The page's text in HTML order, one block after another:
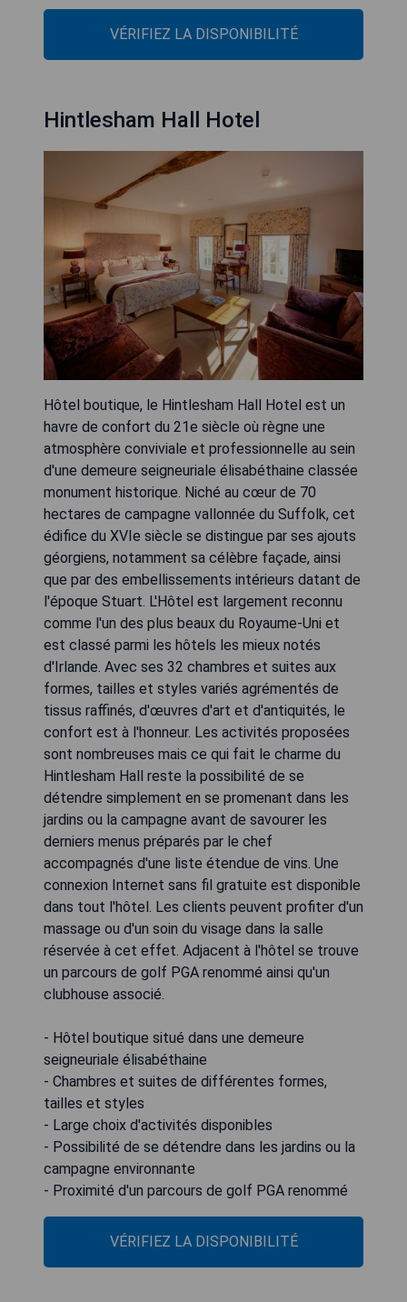
VÉRIFIEZ LA DISPONIBILITÉ
Hintlesham Hall Hotel
Hôtel boutique, le Hintlesham Hall Hotel est un
havre de confort du 21e siècle où règne une
atmosphère conviviale et professionnelle au sein
d'une demeure seigneuriale élisabéthaine classée
monument historique. Niché au cœur de 70
hectares de campagne vallonnée du Suffolk, cet
édifice du XVIe siècle se distingue par ses ajouts
géorgiens, notamment sa célèbre façade, ainsi
que par des embellissements intérieurs datant de
l'époque Stuart. L'Hôtel est largement reconnu
comme l'un des plus beaux du Royaume-Uni et
est classé parmi les hôtels les mieux notés
d'Irlande. Avec ses 32 chambres et suites aux
formes, tailles et styles variés agrémentés de
tissus raffinés, d'œuvres d'art et d'antiquités, le
confort est à l'honneur. Les activités proposées
sont nombreuses mais ce qui fait le charme du
Hintlesham Hall reste la possibilité de se
détendre simplement en se promenant dans les
jardins ou la campagne avant de savourer les
derniers menus préparés par le chef
accompagnés d'une liste étendue de vins. Une
connexion Internet sans fil gratuite est disponible
dans tout l'hôtel. Les clients peuvent profiter d'un
massage ou d'un soin du visage dans la salle
réservée à cet effet. Adjacent à l'hôtel se trouve
un parcours de golf PGA renommé ainsi qu'un
clubhouse associé.
- Hôtel boutique situé dans une demeure
seigneuriale élisabéthaine
- Chambres et suites de différentes formes,
tailles et styles
- Large choix d'activités disponibles
- Possibilité de se détendre dans les jardins ou la
campagne environnante
- Proximité d'un parcours de golf PGA renommé
VÉRIFIEZ LA DISPONIBILITÉ